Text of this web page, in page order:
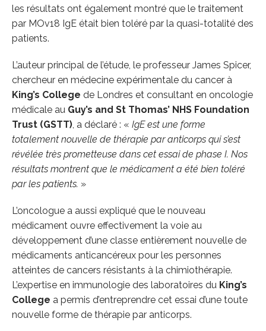
les résultats ont également montré que le traitement
par MOv18 IgE était bien toléré par la quasi-totalité des
patients.
L’auteur principal de l’étude, le professeur James Spicer,
chercheur en médecine expérimentale du cancer à
King’s College de Londres et consultant en oncologie
médicale au Guy’s and St Thomas’ NHS Foundation
Trust (GSTT), a déclaré : « IgE est une forme
totalement nouvelle de thérapie par anticorps qui s’est
révélée très prometteuse dans cet essai de phase I. Nos
résultats montrent que le médicament a été bien toléré
par les patients. »
L’oncologue a aussi expliqué que le nouveau
médicament ouvre effectivement la voie au
développement d’une classe entièrement nouvelle de
médicaments anticancéreux pour les personnes
atteintes de cancers résistants à la chimiothérapie.
L’expertise en immunologie des laboratoires du King’s
College a permis d’entreprendre cet essai d’une toute
nouvelle forme de thérapie par anticorps.